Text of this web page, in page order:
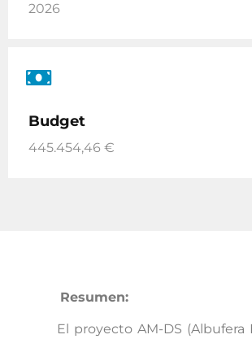
2026
Budget
445.454,46 €
Resumen:
El proyecto AM-DS